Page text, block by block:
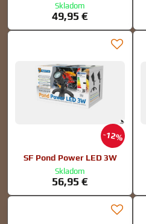
Skladom
49,95 €
12%
SF Pond Power LED 3W
Skladom
56,95 €